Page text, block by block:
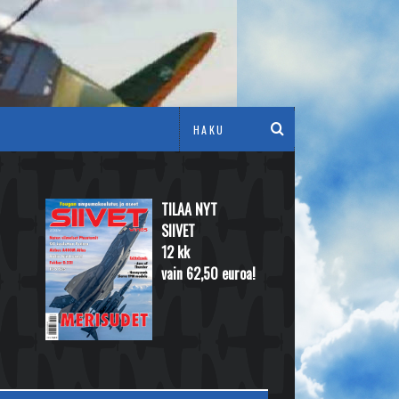
TILAA NYT
SIIVET
12 kk
vain 62,50 euroa!